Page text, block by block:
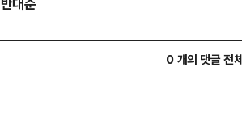
0 개의 댓글 전